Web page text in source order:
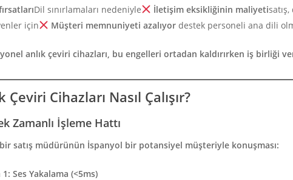
Dil sınırlamaları nedeniyle İletişim eksikliğinin maliyeti
için
Müşteri memnuniyeti azalıyordestek personeli ana dili
anlık çeviri cihazları, bu engelleri ortadan kaldırırken iş birliği
Çeviri Cihazları Nasıl Çalışır?
Zamanlı İşleme Hattı
satış müdürünün İspanyol bir potansiyel müşteriyle konuşması:
1: Ses Yakalama (<5ms)